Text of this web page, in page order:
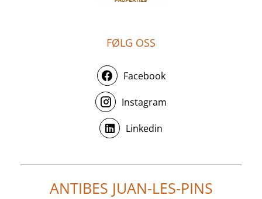
FØLG OSS
Facebook
Instagram
Linkedin
ANTIBES JUAN-LES-PINS